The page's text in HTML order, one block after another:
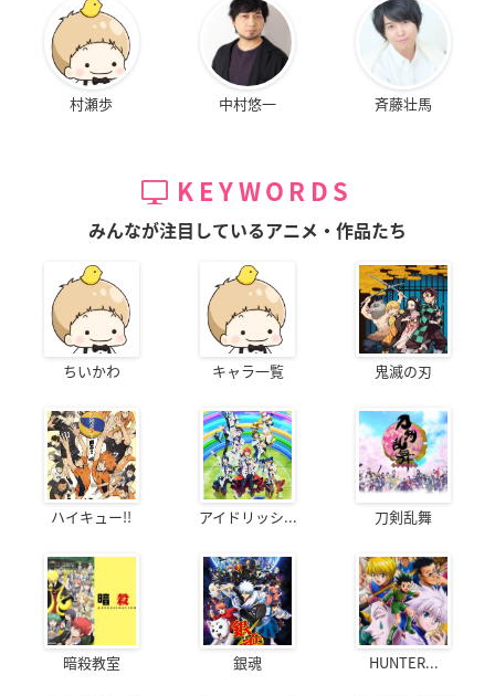
村瀬歩 中村悠一 斉藤壮馬
KEYWORDS
みんなが注目しているアニメ・作品たち
ちいかわ キャラ一覧 鬼滅の刃
ハイキュー!! アイドリッシ... 刀剣乱舞
暗殺教室 銀魂 HUNTER...